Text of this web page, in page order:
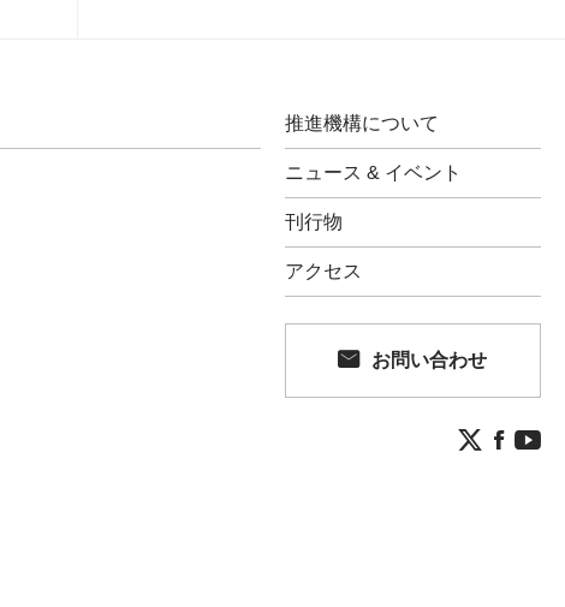
推進機構について
ニュース & イベント
刊行物
アクセス
お問い合わせ
 